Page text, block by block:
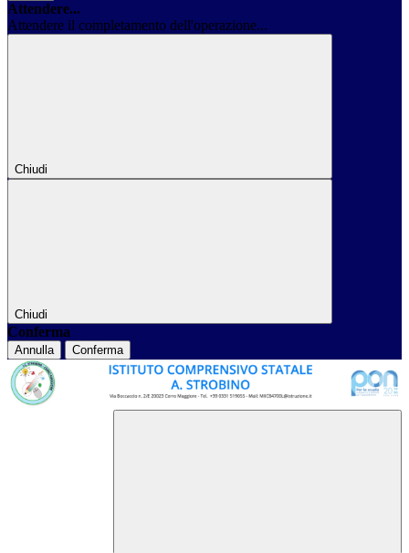
Attendere...
Attendere il completamento dell'operazione...
Chiudi
Chiudi
Conferma
Annulla Conferma